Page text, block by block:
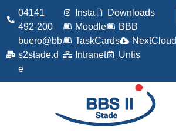
04141
492-200
buero@bb
s2stade.d
e
Insta
Downloads
Moodle
BBB
TaskCards
NextCloud
Intranet
Untis